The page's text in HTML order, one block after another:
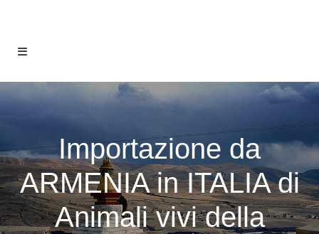
Importazione da
ARMENIA in ITALIA di
Animali vivi della